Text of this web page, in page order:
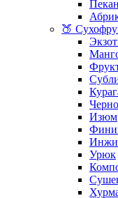
Пекан
🍑
Изюм
Урюк